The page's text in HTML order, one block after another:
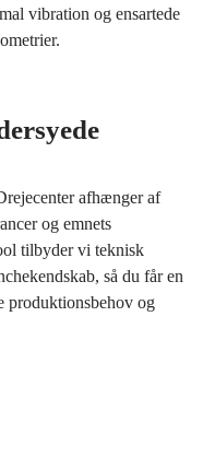
vibration og ensartede
afhænger af
og emnets
tilbyder vi teknisk
så du får en
produktionsbehov og